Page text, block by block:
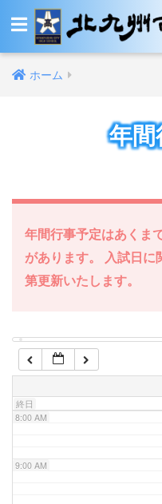
ホーム
年間
年間行事予定はあくま
があります。 入試日に
第更新いたします。
終日
12:00 AM
1:00 AM
4:00 AM
5:00 AM
7:00 AM
8:00 AM
9:00 AM